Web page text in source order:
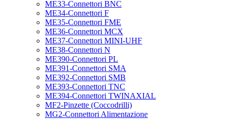
ME33-Connettori BNC
ME34-Connettori F
ME35-Connettori FME
ME36-Connettori MCX
ME37-Connettori MINI-UHF
ME38-Connettori N
ME390-Connettori PL
ME391-Connettori SMA
ME392-Connettori SMB
ME393-Connettori TNC
ME394-Connettori TWINAXIAL
MF2-Pinzette (Coccodrilli)
MG2-Connettori Alimentazione